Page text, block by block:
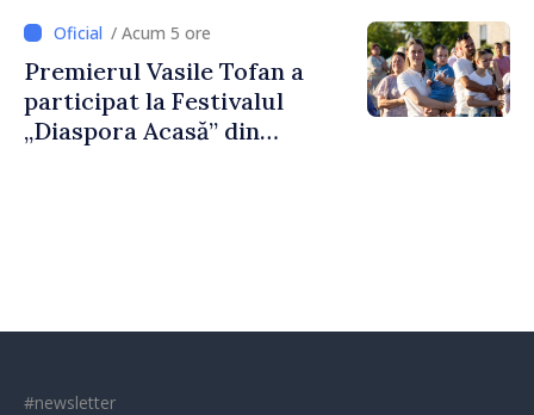
comunitate atunci când
există inițiativă, muncă și
spirit antreprenorial”
/ Acum 5 ore
Premierul Vasile Tofan a
participat la Festivalul
„Diaspora Acasă” din
#newsletter